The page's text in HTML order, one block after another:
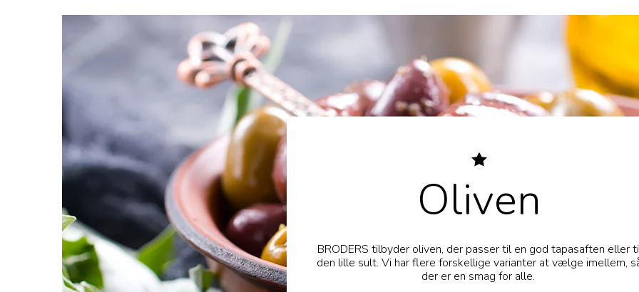
Oliven
BRODERS tilbyder oliven, der passer til en god tapasaften eller
den lille sult. Vi har flere forskellige varianter at vælge imellem,
der er en smag for alle.